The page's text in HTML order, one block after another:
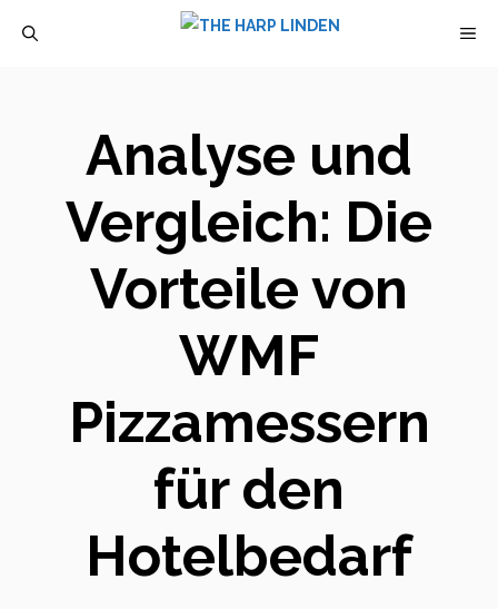
Analyse und
Vergleich: Die
Vorteile von
WMF
Pizzamessern
für den
Hotelbedarf